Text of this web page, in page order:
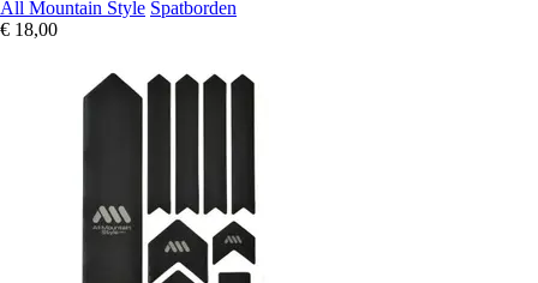
All Mountain Style Spatborden
€ 18,00